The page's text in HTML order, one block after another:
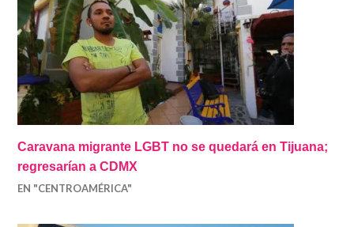
Caravana de migrantes LGBT llega a Nogales;
buscan asilo en EEUU
EN "NORTEAMÉRICA"